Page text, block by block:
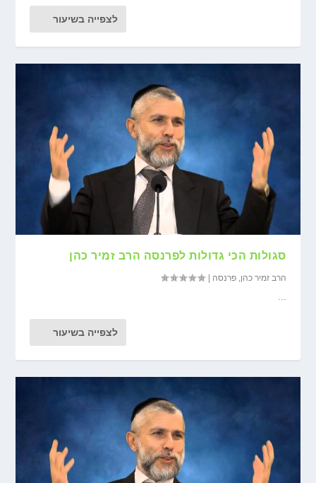
לצפייה בשיעור
סגולות הכי גדולות לפרנסה הרב זמיר כהן
הרב זמיר כהן,פרנסה |
לצפייה בשיעור